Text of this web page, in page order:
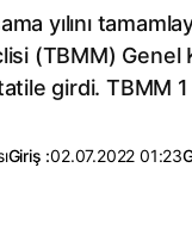
yılını
(TBMM) Genel
girdi. TBMM
Giriş :02.07.2022 01:23